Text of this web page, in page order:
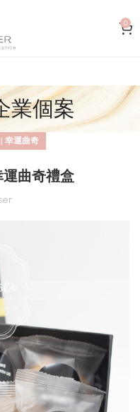
0
業個案
幸運曲奇
運曲奇禮盒